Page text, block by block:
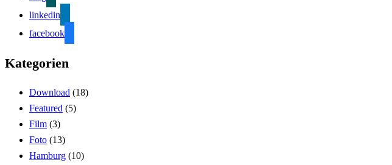
linkedin
facebook
Kategorien
Download (18)
Featured (5)
Film (3)
Foto (13)
Hamburg (10)